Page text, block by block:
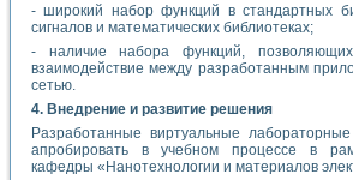
- широкий набор функций в стандартных
сигналов и математических библиотеках;
- наличие набора функций, позволяющих
взаимодействие между разработанным
сетью.
4. Внедрение и развитие решения
Разработанные виртуальные
апробировать в учебном процессе в
кафедры «Нанотехнологии и материалов